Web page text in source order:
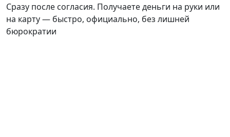
Сразу после согласия. Получаете деньги на руки или
на карту — быстро, официально, без лишней
бюрократии